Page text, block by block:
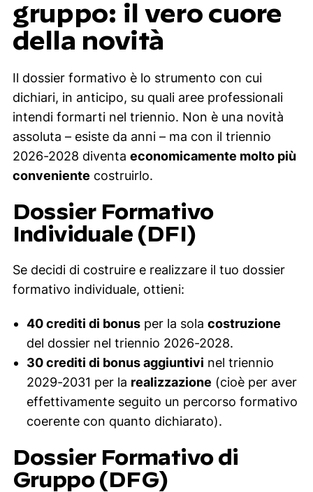
gruppo: il vero cuore
della novità
Il dossier formativo è lo strumento con cui
dichiari, in anticipo, su quali aree professionali
intendi formarti nel triennio. Non è una novità
assoluta – esiste da anni – ma con il triennio
2026-2028 diventa economicamente molto più
conveniente costruirlo.
Dossier Formativo
Individuale (DFI)
Se decidi di costruire e realizzare il tuo dossier
formativo individuale, ottieni:
40 crediti di bonusper la sola costruzione
del dossier nel triennio 2026-2028.
30 crediti di bonus aggiuntivi nel triennio
2029-2031 per la realizzazione (cioè per aver
effettivamente seguito un percorso formativo
coerente con quanto dichiarato).
Dossier Formativo di
Gruppo (DFG)